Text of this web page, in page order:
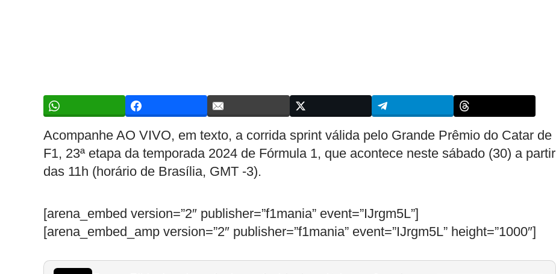
Acompanhe AO VIVO, em texto, a corrida sprint válida pelo Grande Prêmio do Catar de
F1, 23ª etapa da temporada 2024 de Fórmula 1, que acontece neste sábado (30) a partir
das 11h (horário de Brasília, GMT -3).
[arena_embed version=”2″ publisher=”f1mania” event=”IJrgm5L”]
[arena_embed_amp version=”2″ publisher=”f1mania” event=”IJrgm5L” height=”1000″]